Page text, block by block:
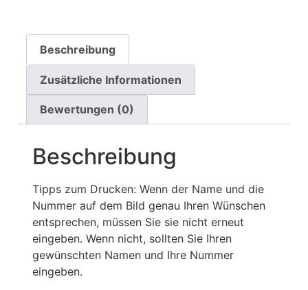
Beschreibung
Zusätzliche Informationen
Bewertungen (0)
Beschreibung
Tipps zum Drucken: Wenn der Name und die
Nummer auf dem Bild genau Ihren Wünschen
entsprechen, müssen Sie sie nicht erneut
eingeben. Wenn nicht, sollten Sie Ihren
gewünschten Namen und Ihre Nummer
eingeben.